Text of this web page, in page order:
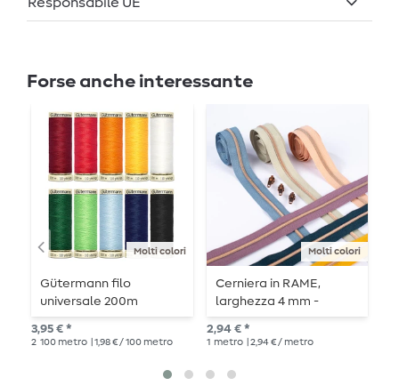
Forse anche interessante
Molti colori
Gütermann filo
universale 200m
3,95 € *
2 100 metro | 1,98 € / 100 metro
Molti colori
Cerniera in RAME,
larghezza 4 mm -
lunghezza 1 m -
metallizzata
2,94 € *
1 metro | 2,94 € / metro